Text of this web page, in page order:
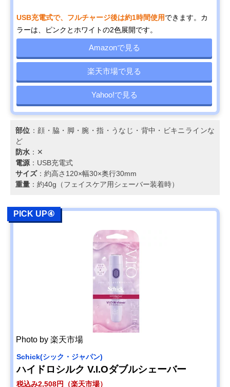
USB充電式で、フルチャージ後は約1時間使用できます。カ
ラーは、ピンクとホワイトの2色展開です。
Amazonで見る
楽天市場で見る
Yahoo!で見る
部位 ：顔・脇・脚・腕・指・うなじ・背中・ビキニラインな
ど
防水 ：✕
電源：USB充電式
サイズ：約高さ120×幅30×奥行30mm
重量 ：約40g（フェイスケア用シェーバー装着時）
PICK UP④
Photo by 楽天市場
‎Schick(シック・ジャパン)
ハイドロシルク V.I.Oダブルシェーバー
税込み2,508円（楽天市場）